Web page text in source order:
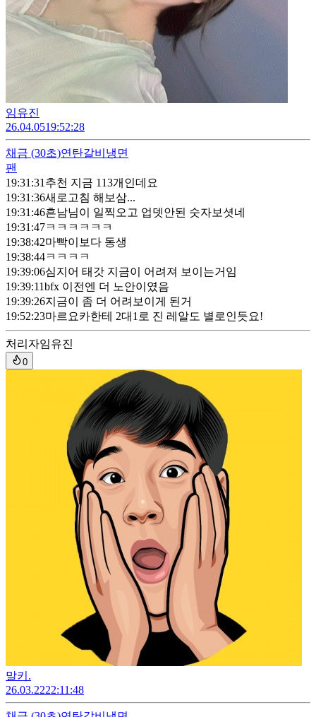
임유진
26.04.0519:52:28
채금 (30초)연탄갈비냉면
팬
19:31:31 추천 지금 113개인데요
19:31:36새로고침 해보삼...
19:31:46흔남님이 일찍오고 업뎃안된 숫자보셧네
19:31:47ㅋㅋㅋㅋㅋㅋ
19:38:42마빡이보다 동생
19:38:44ㅋㅋㅋㅋ
19:39:06심지어 태갓 지금이 어려져 보이는거임
19:39:11bfx 이전엔 더 노안이였음
19:39:26지금이 좀 더 어려보이게 된거
19:52:23마르요카한테 2대1로 진 레알도 별로인듯요!
처리자임유진
0
말키.
26.03.2222:11:48